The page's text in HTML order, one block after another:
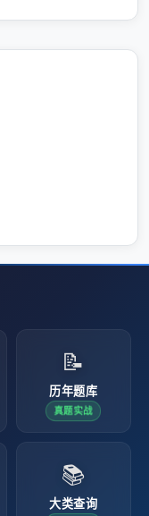
📝
历年题库
真题实战
📚
大类查询